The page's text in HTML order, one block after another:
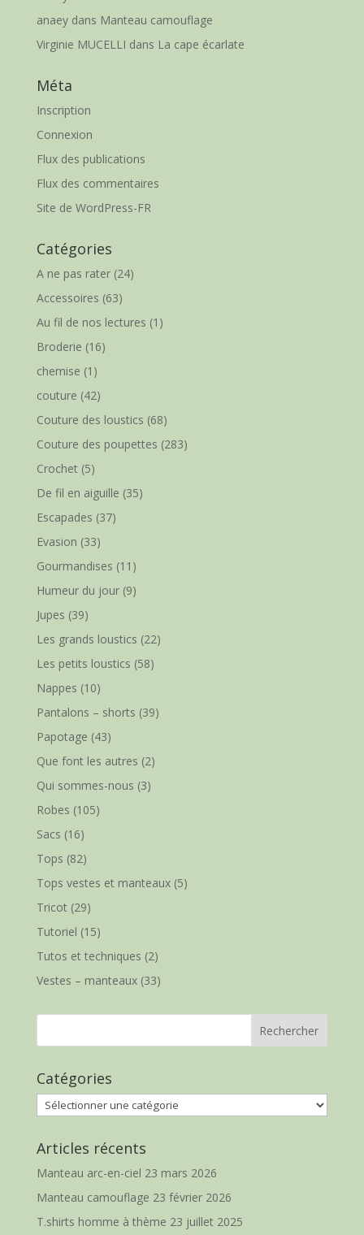
anaeydans Manteau camouflage
Virginie MUCELLI dans La cape écarlate
Méta
Inscription
Connexion
Flux des publications
Flux des commentaires
Site de WordPress-FR
Catégories
A ne pas rater(24)
Accessoires (63)
Au fil de nos lectures (1)
Broderie (16)
chemise (1)
couture (42)
Couture des loustics (68)
Couture des poupettes (283)
Crochet(5)
De fil en aiguille (35)
Escapades (37)
Evasion (33)
Gourmandises (11)
Humeur du jour(9)
Jupes (39)
Les grands loustics (22)
Les petits loustics (58)
Nappes (10)
Pantalons – shorts (39)
Papotage (43)
Que font les autres (2)
Qui sommes-nous (3)
Robes (105)
Sacs (16)
Tops (82)
Tops vestes et manteaux(5)
Tricot(29)
Tutoriel (15)
Tutos et techniques (2)
Vestes – manteaux(33)
Catégories
Catégories
Articles récents
Manteau arc-en-ciel 23 mars 2026
Manteau camouflage 23 février 2026
T.shirts homme à thème 23 juillet 2025